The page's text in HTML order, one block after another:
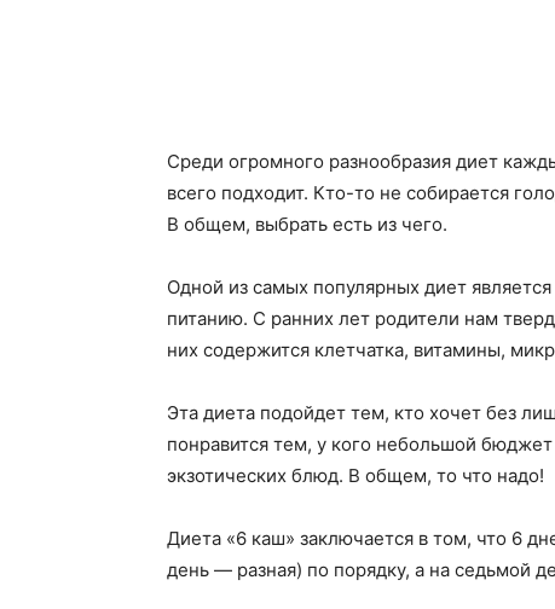
Среди огромного разнообразия диет
всего подходит. Кто-то не собирается
В общем, выбрать есть из чего.
Одной из самых популярных диет
питанию. С ранних лет родители нам
них содержится клетчатка, витамины,
Эта диета подойдет тем, кто хочет без
понравится тем, у кого небольшой
экзотических блюд. В общем, то что надо!
Диета «6 каш» заключается в том, что 6
день — разная) по порядку, а на седьмой